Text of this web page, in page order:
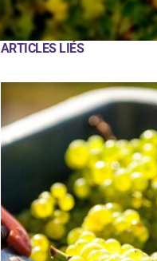
ARTICLES LIÉS